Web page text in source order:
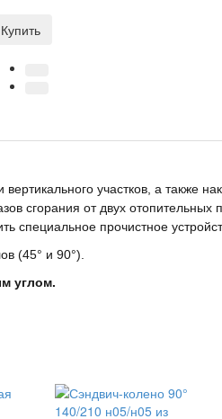
Купить
участков, а также
сгорания от двух
специальное прочистное
(45° и 90°).
углом.